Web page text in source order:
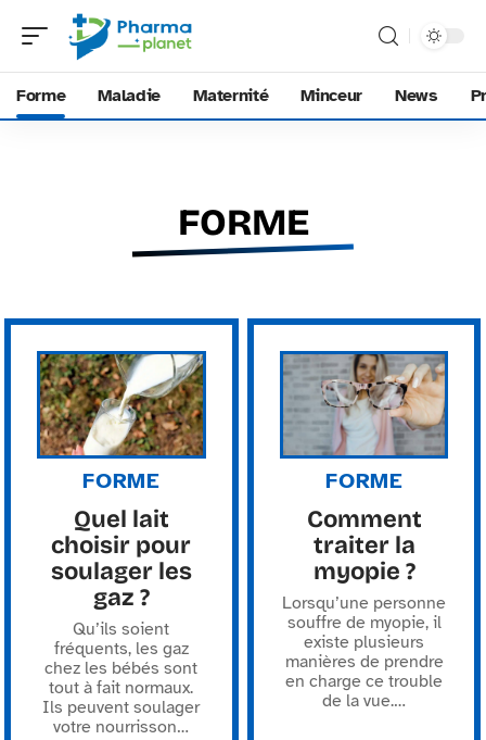
Forme Maladie Maternité Minceur News
FORME
FORME
Quel lait
choisir pour
soulager les
gaz ?
Qu’ils soient
fréquents, les gaz
chez les bébés sont
tout à fait normaux.
Ils peuvent soulager
votre nourrisson…
FORME
Comment
traiter la
myopie ?
Lorsqu’une personne
souffre de myopie, il
existe plusieurs
manières de prendre
en charge ce trouble
de la vue.…